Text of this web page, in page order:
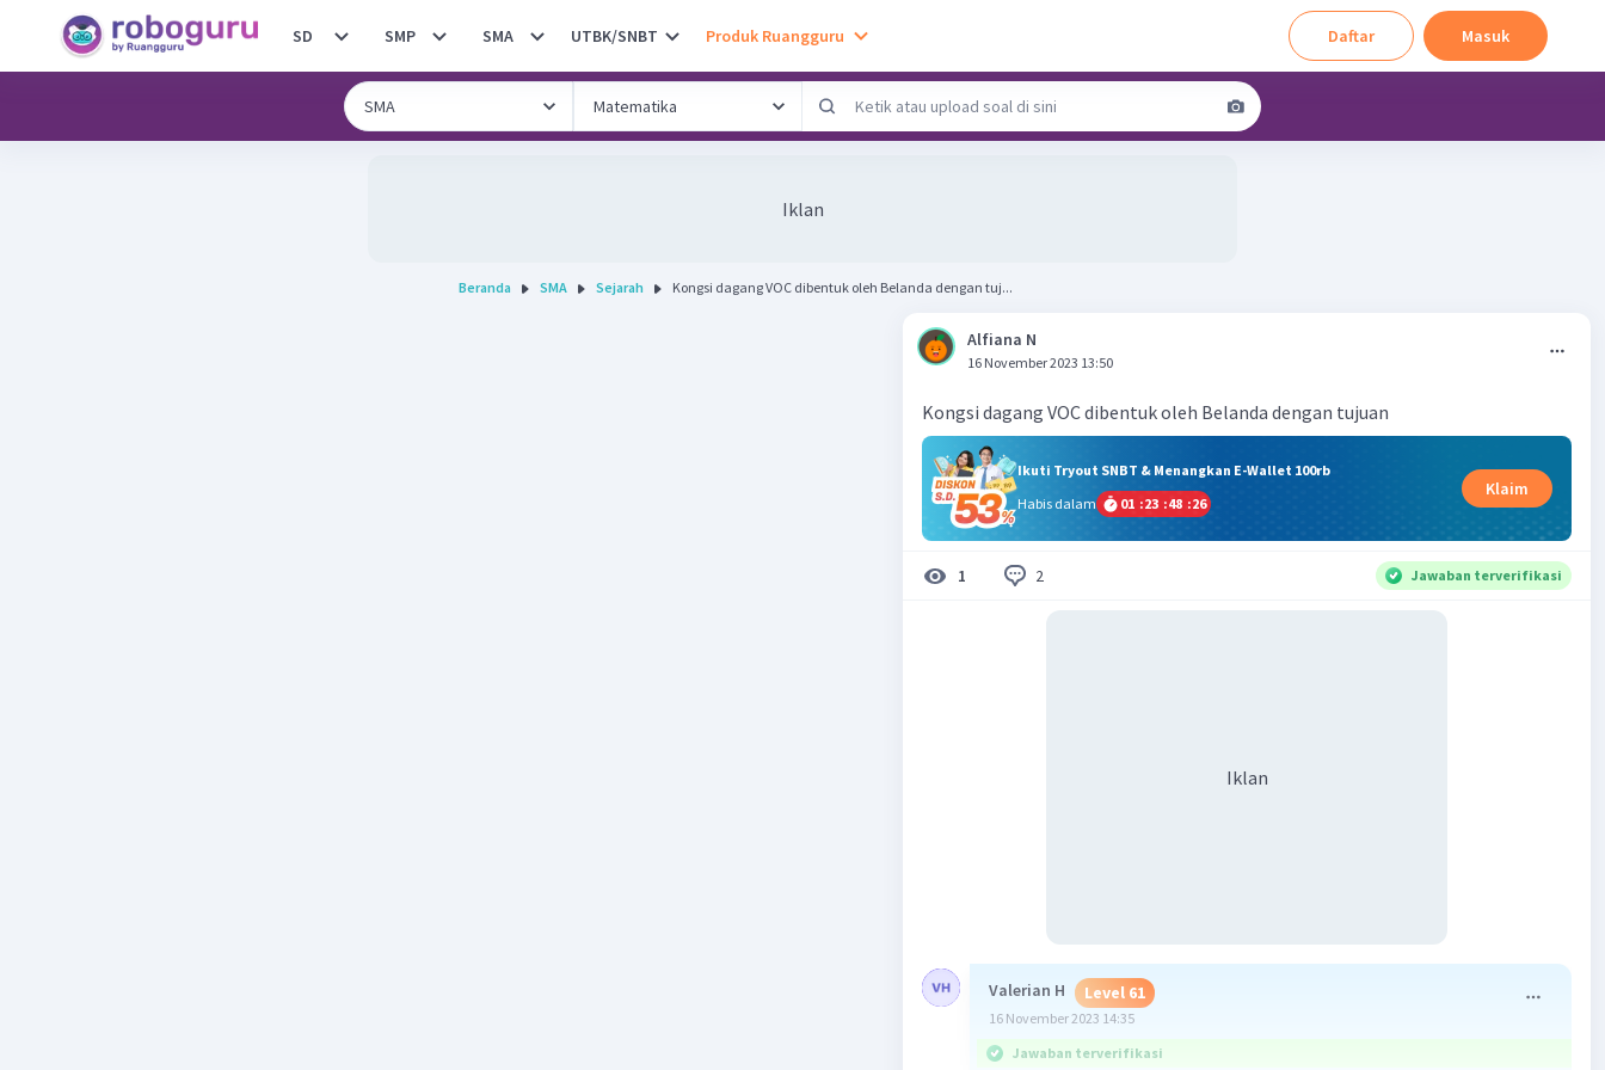
SD SMP SMA UTBK/SNBT Produk Ruangguru Daftar Masuk
Iklan
Beranda SMA Sejarah Kongsi dagang VOC dibentuk oleh Belanda dengan tuj...
Alfiana N
16 November 2023 13:50
Kongsi dagang VOC dibentuk oleh Belanda dengan tujuan
Ikuti Tryout SNBT & Menangkan E-Wallet 100rb
Habis dalam
01 :23 :48 :26
Klaim
1 2 Jawaban terverifikasi
Iklan
Valerian H Level 61
16 November 2023 14:35
Jawaban terverifikasi